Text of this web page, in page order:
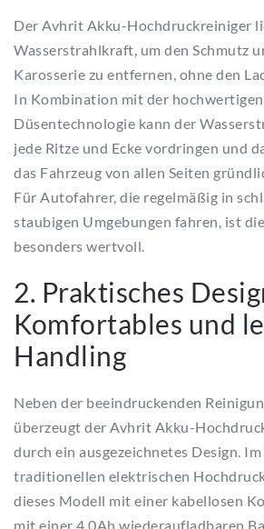
Der Avhrit Akku-Hochdruckreiniger
Wasserstrahlkraft, um den Schmutz
Karosserie zu entfernen, ohne den
In Kombination mit der hochwertigen
Düsentechnologie kann der
jede Ritze und Ecke vordringen und
das Fahrzeug von allen Seiten
Für Autofahrer, die regelmäßig in
staubigen Umgebungen fahren, ist
besonders wertvoll.
2. Praktisches
Komfortables und
Handling
Neben der beeindruckenden
überzeugt der Avhrit Akku-
durch ein ausgezeichnetes Design.
traditionellen elektrischen
dieses Modell mit einer kabellosen
mit einer 4.0Ah wiederaufladbaren